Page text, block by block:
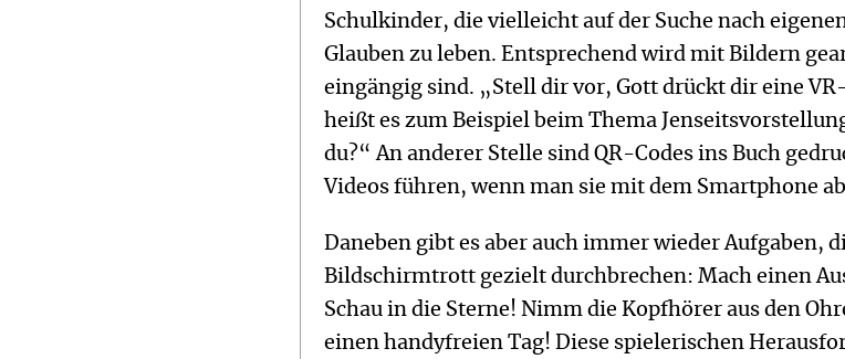
Schulkinder, die vielleicht auf der Suche nach
Glauben zu leben. Entsprechend wird mit Bildern
eingängig sind. „Stell dir vor, Gott drückt dir eine
heißt es zum Beispiel beim Thema
du?“ An anderer Stelle sind QR-Codes ins Buch
Videos führen, wenn man sie mit dem Smartphone
Daneben gibt es aber auch immer wieder Aufgaben,
Bildschirmtrott gezielt durchbrechen: Mach einen
Schau in die Sterne! Nimm die Kopfhörer aus den
einen handyfreien Tag! Diese spielerischen